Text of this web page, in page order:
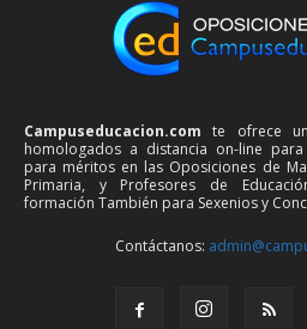
Campuseducacion.com te ofrece
homologados a distancia on-line
para méritos en las Oposiciones de
Primaria, y Profesores de
formación También para Sexenios y
Contáctanos: